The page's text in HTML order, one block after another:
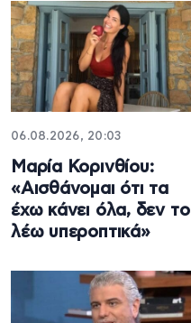
06.08.2026, 20:03
Μαρία Κορινθίου:
«Αισθάνομαι ότι τα
έχω κάνει όλα, δεν το
λέω υπεροπτικά»